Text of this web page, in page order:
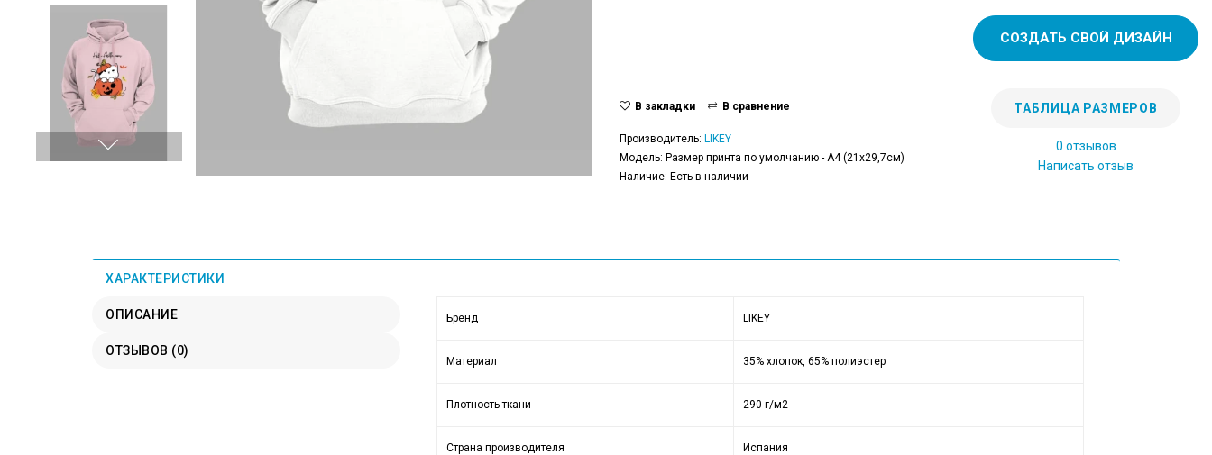
СОЗДАТЬ СВОЙ ДИЗАЙН
В закладки В сравнение
Производитель: LIKEY
Модель: Размер принта по умолчанию - А4 (21x29,7см)
Наличие: Есть в наличии
ТАБЛИЦА РАЗМЕРОВ
0 отзывов
Написать отзыв
ХАРАКТЕРИСТИКИ
ОПИСАНИЕ
ОТЗЫВОВ (0)
Бренд LIKEY
Материал 35% хлопок, 65% полиэстер
Плотность ткани 290 г/м2
Страна производителя Испания